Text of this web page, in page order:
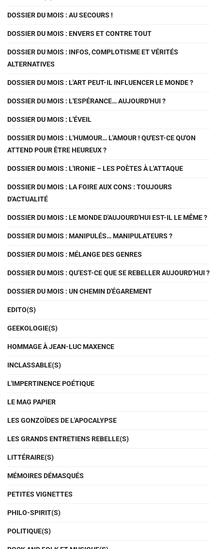
DOSSIER DU MOIS : AU SECOURS !
DOSSIER DU MOIS : ENVERS ET CONTRE TOUT
DOSSIER DU MOIS : INFOS, COMPLOTISME ET VÉRITÉS
ALTERNATIVES
DOSSIER DU MOIS : L'ART PEUT-IL INFLUENCER LE MONDE ?
DOSSIER DU MOIS : L'ESPÉRANCE… AUJOURD'HUI ?
DOSSIER DU MOIS : L'ÉVEIL
DOSSIER DU MOIS : L'HUMOUR… L'AMOUR ! QU'EST-CE QU'ON
ATTEND POUR ÊTRE HEUREUX ?
DOSSIER DU MOIS : L'IRONIE – LES POÈTES À L'ATTAQUE
DOSSIER DU MOIS : LA FOIRE AUX CONS : TOUJOURS
D'ACTUALITÉ
DOSSIER DU MOIS : LE MONDE D'AUJOURD'HUI EST-IL LE MÊME ?
DOSSIER DU MOIS : MANIPULÉS… MANIPULATEURS ?
DOSSIER DU MOIS : MÉLANGE DES GENRES
DOSSIER DU MOIS : QU’EST-CE QUE SE REBELLER AUJOURD’HUI ?
DOSSIER DU MOIS : UN CHEMIN D'ÉGAREMENT
EDITO(S)
GEEKOLOGIE(S)
HOMMAGE À JEAN-LUC MAXENCE
INCLASSABLE(S)
L'IMPERTINENCE POÉTIQUE
LE MAG PAPIER
LES GONZOÏDES DE L'APOCALYPSE
LES GRANDS ENTRETIENS REBELLE(S)
LITTÉRAIRE(S)
MÉMOIRES DÉMASQUÉS
PETITES VIGNETTES
PHILO-SPIRIT(S)
POLITIQUE(S)